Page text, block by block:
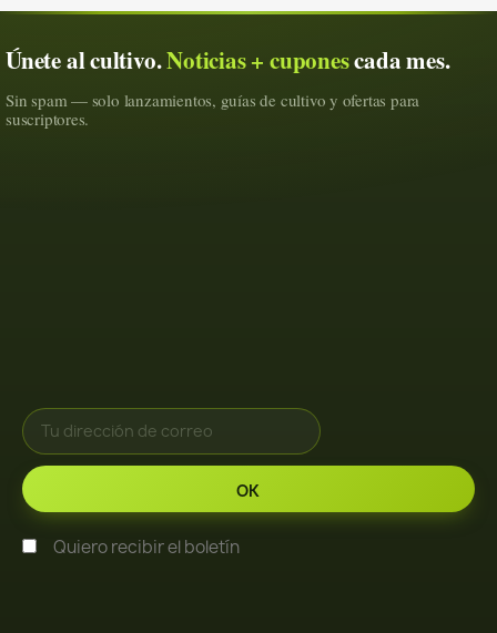
Únete al cultivo.Noticias + cuponescada mes.
Sin spam — solo lanzamientos, guías de cultivo y ofertas para
suscriptores.
Quiero recibir el boletín